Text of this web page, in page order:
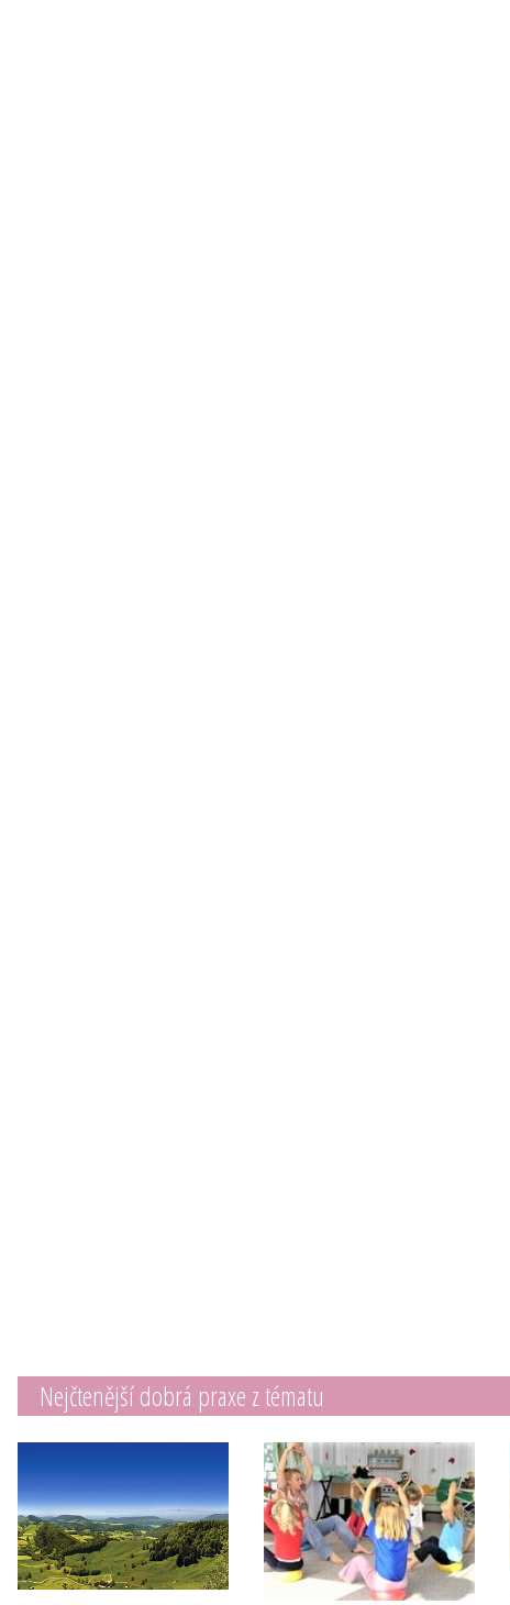
Nejčtenější dobrá praxe z tématu